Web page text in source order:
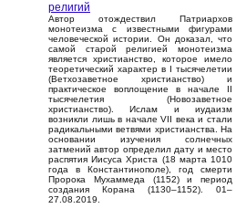
религий
Автор отождествил Патриархов
монотеизма с известными фигурами
человеческой истории. Он доказал, что
самой старой религией монотеизма
является христианство, которое имело
теоретический характер в I тысячелетии
(Ветхозаветное христианство) и
практическое воплощение в начале II
тысячелетия (Новозаветное
христианство). Ислам и иудаизм
возникли лишь в начале VII века и стали
радикальными ветвями христианства. На
основании изучения солнечных
затмений автор определил дату и место
распятия Иисуса Христа (18 марта 1010
года в Константинополе), год смерти
Пророка Мухаммеда (1152) и период
создания Корана (1130–1152). 01–
27.08.2019.